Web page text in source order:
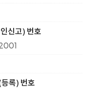
신고) 번호
록) 번호